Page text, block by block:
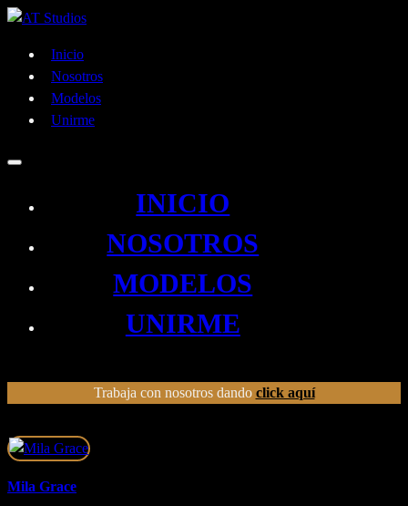
Inicio
Nosotros
Modelos
Unirme
INICIO
NOSOTROS
MODELOS
UNIRME
Trabaja con nosotros dando click aquí
Mila Grace